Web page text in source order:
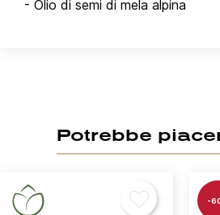
- Olio di semi di mela alpina
Potrebbe
-